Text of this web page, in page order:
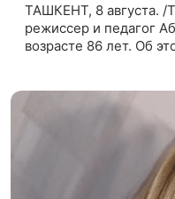
ТАШКЕНТ, 8 августа. /
режиссер и педагог
возрасте 86 лет. Об